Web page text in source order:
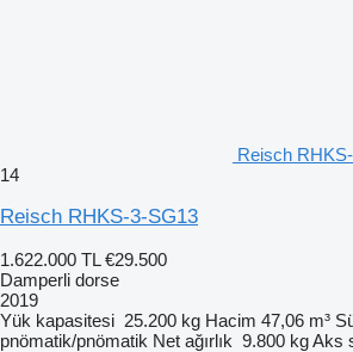
Reisch
14
Reisch RHKS-3-SG13
1.622.000 TL €29.500
Damperli dorse
2019
Yük kapasitesi 25.200 kg Hacim 47,06 m³
pnömatik/pnömatik Net ağırlık 9.800 kgAks